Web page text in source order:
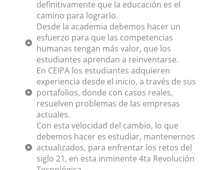
definitivamente que la educación es el
camino para lograrlo.
Desde la academia debemos hacer un
esfuerzo para que las competencias
humanas tengan más valor, que los
estudiantes aprendan a reinventarse.
En CEIPA los estudiantes adquieren
experiencia desde el inicio, a través de sus
portafolios, donde con casos reales,
resuelven problemas de las empresas
actuales.
Con esta velocidad del cambio, lo que
debemos hacer es estudiar, mantenernos
actualizados, para enfrentar los retos del
siglo 21, en esta inminente 4ta Revolución